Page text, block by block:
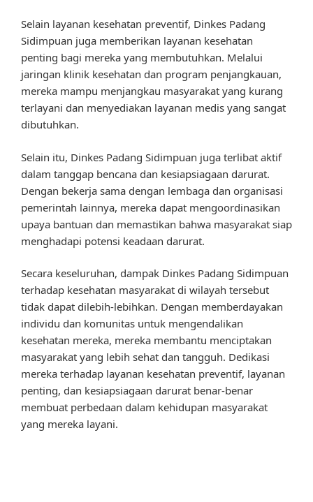
Selain layanan kesehatan preventif, Dinkes Padang
Sidimpuan juga memberikan layanan kesehatan
penting bagi mereka yang membutuhkan. Melalui
jaringan klinik kesehatan dan program penjangkauan,
mereka mampu menjangkau masyarakat yang kurang
terlayani dan menyediakan layanan medis yang sangat
dibutuhkan.
Selain itu, Dinkes Padang Sidimpuan juga terlibat aktif
dalam tanggap bencana dan kesiapsiagaan darurat.
Dengan bekerja sama dengan lembaga dan organisasi
pemerintah lainnya, mereka dapat mengoordinasikan
upaya bantuan dan memastikan bahwa masyarakat siap
menghadapi potensi keadaan darurat.
Secara keseluruhan, dampak Dinkes Padang Sidimpuan
terhadap kesehatan masyarakat di wilayah tersebut
tidak dapat dilebih-lebihkan. Dengan memberdayakan
individu dan komunitas untuk mengendalikan
kesehatan mereka, mereka membantu menciptakan
masyarakat yang lebih sehat dan tangguh. Dedikasi
mereka terhadap layanan kesehatan preventif, layanan
penting, dan kesiapsiagaan darurat benar-benar
membuat perbedaan dalam kehidupan masyarakat
yang mereka layani.